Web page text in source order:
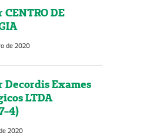
DE
de 2020
Decordis Exames
LTDA
4)
2020